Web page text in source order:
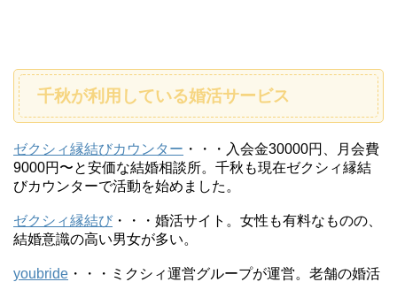
千秋が利用している婚活サービス
ゼクシィ縁結びカウンター ・・・入会金30000円、月会費
9000円〜と安価な結婚相談所。千秋も現在ゼクシィ縁結
びカウンターで活動を始めました。
ゼクシィ縁結び ・・・婚活サイト。女性も有料なものの、
結婚意識の高い男女が多い。
youbride ・・・ミクシィ運営グループが運営。老舗の婚活